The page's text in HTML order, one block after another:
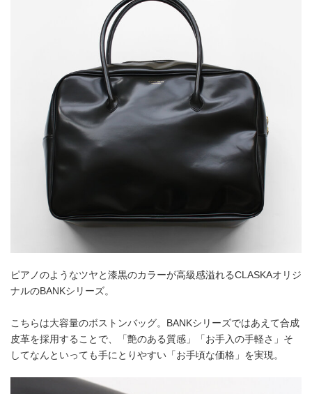
ピアノのようなツヤと漆黒のカラーが高級感溢れるCLASKAオリジ
ナルのBANKシリーズ。
こちらは大容量のボストンバッグ。BANKシリーズではあえて合成
皮革を採用することで、「艶のある質感」「お手入の手軽さ」そ
してなんといっても手にとりやすい「お手頃な価格」を実現。